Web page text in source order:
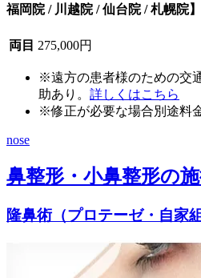
福岡院 / 川越院 / 仙台院 / 札幌院】
両目 275,000円
※遠方の患者様のための交
助あり。 詳しくはこちら
※修正が必要な場合別途料
nose
鼻整形・小鼻整形の
隆鼻術（プロテーゼ・自家組